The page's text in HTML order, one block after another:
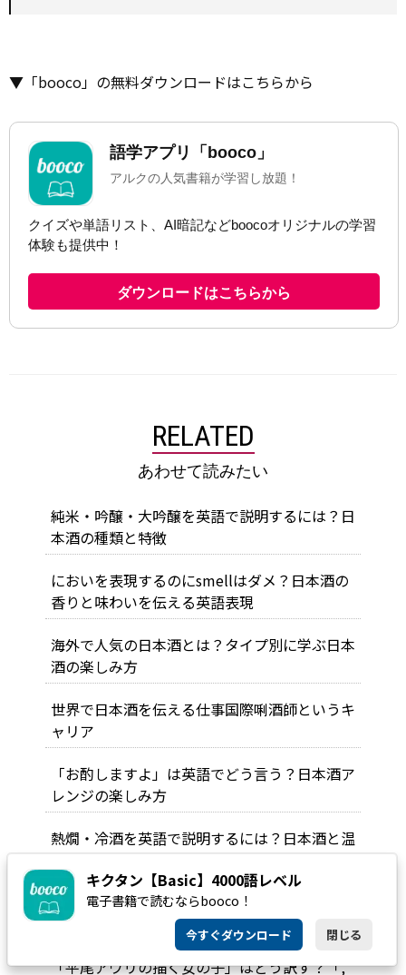
▼「booco」の無料ダウンロードはこちらから
RELATED
あわせて読みたい
純米・吟醸・大吟醸を英語で説明するには？日
本酒の種類と特徴
においを表現するのにsmellはダメ？日本酒の
香りと味わいを伝える英語表現
海外で人気の日本酒とは？タイプ別に学ぶ日本
酒の楽しみ方
世界で日本酒を伝える仕事――国際唎酒師というキ
ャリア
「お酌しますよ」は英語でどう言う？日本酒ア
レンジの楽しみ方
熱燗・冷酒を英語で説明するには？日本酒と温
「休肝日」は英語でどう伝える？日本酒と上手
に付き合うために
「平尾アウリの描く女の子」はどう訳す？「,
キクタン【Basic】4000語レベル
電子書籍で読むならbooco！
今すぐダウンロード 閉じる